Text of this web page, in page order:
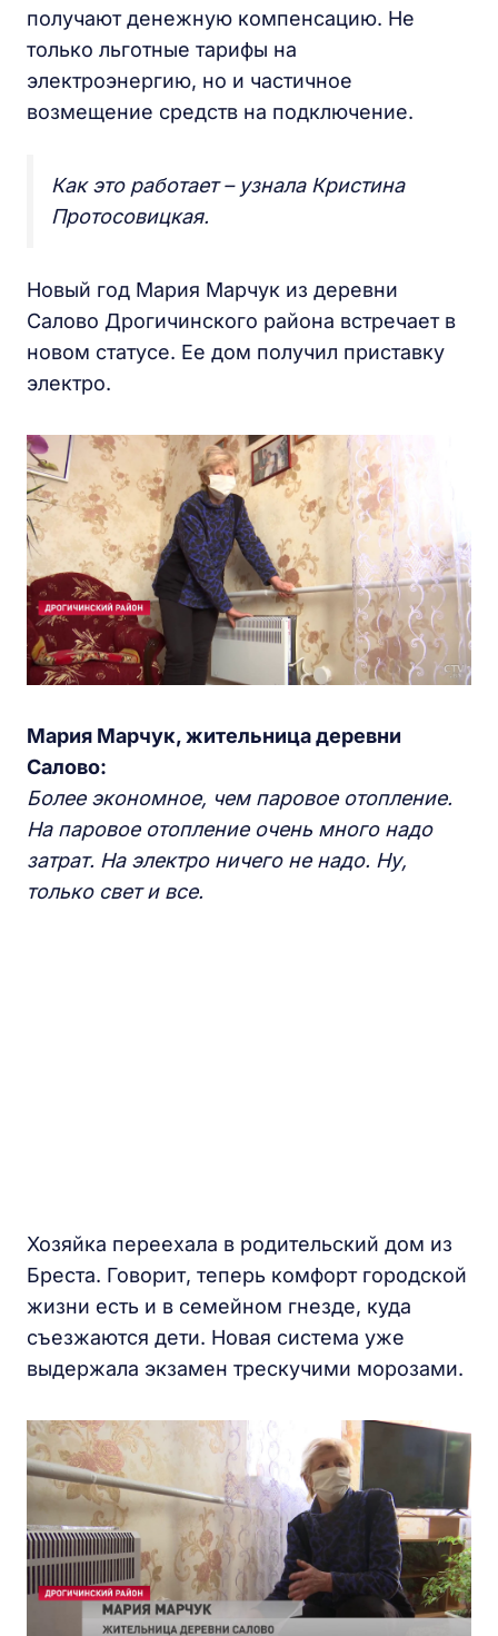
получают денежную компенсацию. Не
только льготные тарифы на
электроэнергию, но и частичное
возмещение средств на подключение.
Как это работает – узнала Кристина
Протосовицкая.
Новый год Мария Марчук из деревни
Салово Дрогичинского района встречает в
новом статусе. Ее дом получил приставку
электро.
Мария Марчук,жительницадеревни
Салово:
Более экономное, чем паровое отопление.
На паровое отопление очень много надо
затрат. На электро ничего не надо. Ну,
только свет и все.
Хозяйка переехала в родительский дом из
Бреста. Говорит, теперь комфорт городской
жизни есть и в семейном гнезде, куда
съезжаются дети. Новая система уже
выдержала экзамен трескучими морозами.